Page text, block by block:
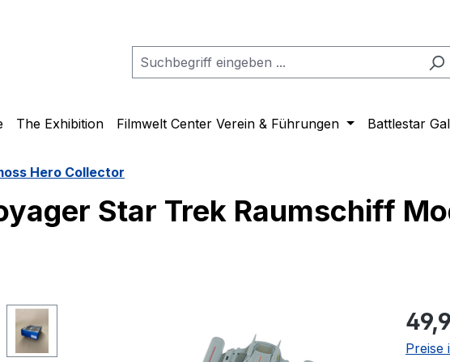
The Exhibition Filmwelt Center Verein & Führungen Battlestar
Hero Collector
Star Trek Raumschiff
Preise